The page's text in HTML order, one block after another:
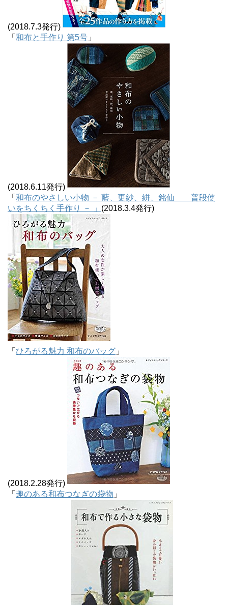
(2018.7.3発行)
「 和布と手作り 第5号 」
(2018.6.11発行)
「 和布のやさしい小物 － 藍、更紗、絣、銘仙 普段使
いをちくちく手作り － 」 (2018.3.4発行)
「 ひろがる魅力 和布のバッグ 」
(2018.2.28発行)
「 趣のある和布つなぎの袋物 」